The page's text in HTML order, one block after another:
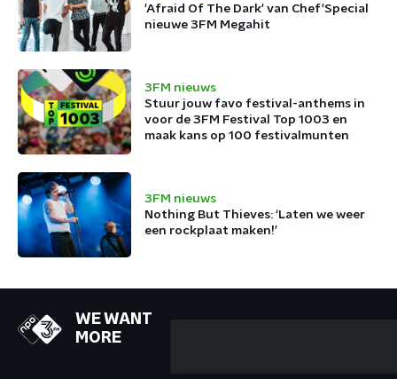
'Afraid Of The Dark' van Chef'Special
nieuwe 3FM Megahit
3FM nieuws
Stuur jouw favo festival-anthems in
voor de 3FM Festival Top 1003 en
maak kans op 100 festivalmunten
3FM nieuws
Nothing But Thieves: ‘Laten we weer
een rockplaat maken!’
WE WANT
MORE